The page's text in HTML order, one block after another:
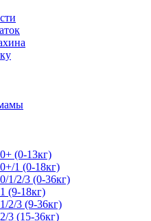
(0-13кг)
1 (0-18кг)
1/2/3 (0-36кг)
(9-18кг)
2/3 (9-36кг)
3 (15-36кг)